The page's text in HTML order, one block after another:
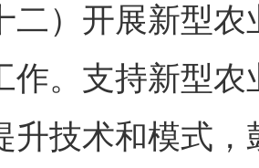
开展新型农
作。支持新型
升技术和模式